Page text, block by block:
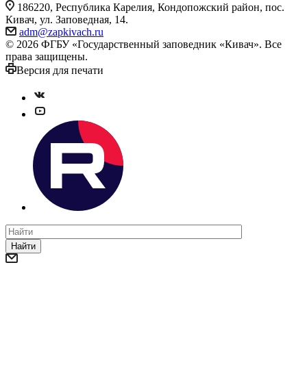
186220, Республика Карелия, Кондопожский район, пос.
Кивач, ул. Заповедная, 14.
adm@zapkivach.ru
© 2026 ФГБУ «Государственный заповедник «Кивач». Все
права защищены.
Версия для печати
Найти